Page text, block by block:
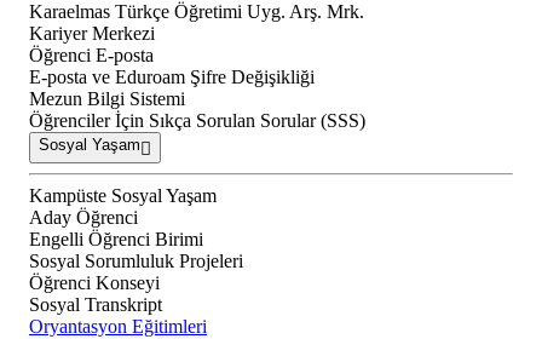
Karaelmas Türkçe Öğretimi Uyg. Arş. Mrk.
Kariyer Merkezi
Öğrenci E-posta
E-posta ve Eduroam Şifre Değişikliği
Mezun Bilgi Sistemi
Öğrenciler İçin Sıkça Sorulan Sorular (SSS)
Sosyal Yaşam
Kampüste Sosyal Yaşam
Aday Öğrenci
Engelli Öğrenci Birimi
Sosyal Sorumluluk Projeleri
Öğrenci Konseyi
Sosyal Transkript
Oryantasyon Eğitimleri